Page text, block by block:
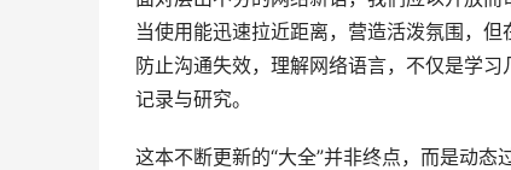
当使用能迅速拉近距离，营造活泼氛围，
防止沟通失效，理解网络语言，不仅是学
记录与研究。
这本不断更新的“大全”并非终点，而是动